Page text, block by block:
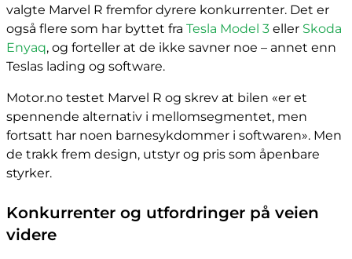
valgte Marvel R fremfor dyrere konkurrenter. Det er
også flere som har byttet fra Tesla Model 3 eller Skoda
Enyaq, og forteller at de ikke savner noe – annet enn
Teslas lading og software.
Motor.no testet Marvel R og skrev at bilen «er et
spennende alternativ i mellomsegmentet, men
fortsatt har noen barnesykdommer i softwaren». Men
de trakk frem design, utstyr og pris som åpenbare
styrker.
Konkurrenter og utfordringer på veien
videre